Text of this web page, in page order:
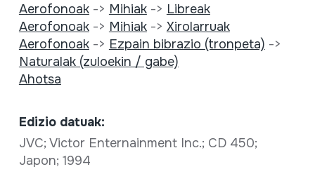
Aerofonoak-> Mihiak-> Libreak
Aerofonoak-> Mihiak-> Xirolarruak
Aerofonoak-> Ezpain bibrazio (tronpeta) ->
Naturalak (zuloekin / gabe)
Ahotsa
Edizio datuak:
JVC; Victor Enternainment Inc.; CD 450;
Japon; 1994